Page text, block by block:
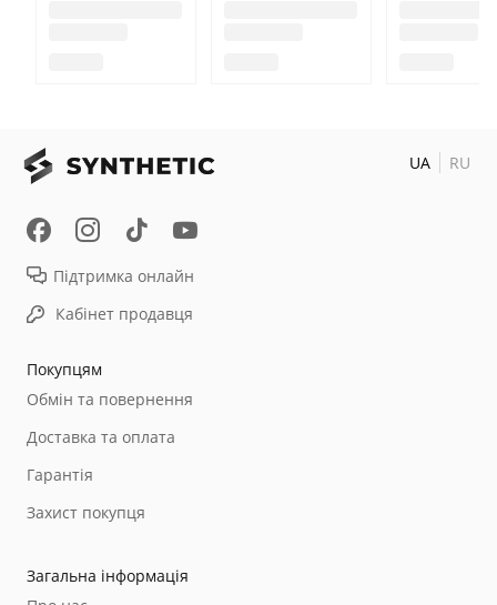
Покупцям
Обмін та повернення
Доставка та оплата
Гарантія
Захист покупця
Загальна інформація
Підтримка онлайн
Кабінет продавця
UA RU